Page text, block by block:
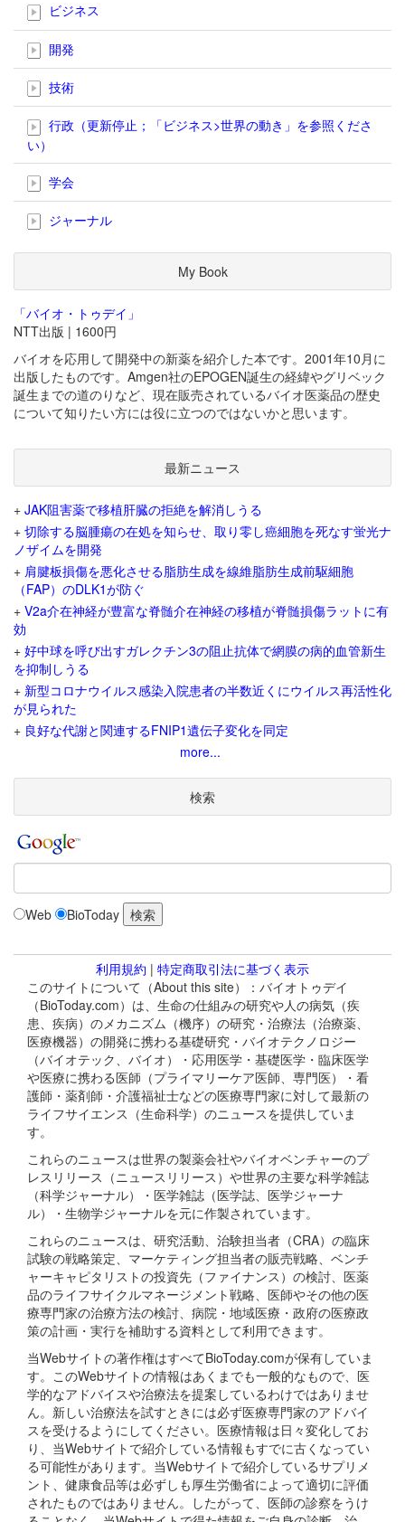
ビジネス
開発
技術
行政（更新停止；「ビジネス>世界の動き」を参照くださ
い）
学会
ジャーナル
My Book
「バイオ・トゥデイ」
NTT出版 | 1600円
バイオを応用して開発中の新薬を紹介した本です。2001年10月に
出版したものです。Amgen社のEPOGEN誕生の経緯やグリベック
誕生までの道のりなど、現在販売されているバイオ医薬品の歴史
について知りたい方には役に立つのではないかと思います。
最新ニュース
+ JAK阻害薬で移植肝臓の拒絶を解消しうる
+ 切除する脳腫瘍の在処を知らせ、取り零し癌細胞を死なす蛍光ナ
ノザイムを開発
+ 肩腱板損傷を悪化させる脂肪生成を線維脂肪生成前駆細胞
（FAP）のDLK1が防ぐ
+ V2a介在神経が豊富な脊髄介在神経の移植が脊髄損傷ラットに有
効
+ 好中球を呼び出すガレクチン3の阻止抗体で網膜の病的血管新生
を抑制しうる
+ 新型コロナウイルス感染入院患者の半数近くにウイルス再活性化
が見られた
+ 良好な代謝と関連するFNIP1遺伝子変化を同定
more...
検索
Web BioToday
利用規約 | 特定商取引法に基づく表示
このサイトについて（About this site）：バイオトゥデイ
（BioToday.com）は、生命の仕組みの研究や人の病気（疾
患、疾病）のメカニズム（機序）の研究・治療法（治療薬、
医療機器）の開発に携わる基礎研究・バイオテクノロジー
（バイオテック、バイオ）・応用医学・基礎医学・臨床医学
や医療に携わる医師（プライマリーケア医師、専門医）・看
護師・薬剤師・介護福祉士などの医療専門家に対して最新の
ライフサイエンス（生命科学）のニュースを提供していま
す。
これらのニュースは世界の製薬会社やバイオベンチャーのプ
レスリリース（ニュースリリース）や世界の主要な科学雑誌
（科学ジャーナル）・医学雑誌（医学誌、医学ジャーナ
ル）・生物学ジャーナルを元に作製されています。
これらのニュースは、研究活動、治験担当者（CRA）の臨床
試験の戦略策定、マーケティング担当者の販売戦略、ベンチ
ャーキャピタリストの投資先（ファイナンス）の検討、医薬
品のライフサイクルマネージメント戦略、医師やその他の医
療専門家の治療方法の検討、病院・地域医療・政府の医療政
策の計画・実行を補助する資料として利用できます。
当Webサイトの著作権はすべてBioToday.comが保有していま
す。このWebサイトの情報はあくまでも一般的なもので、医
学的なアドバイスや治療法を提案しているわけではありませ
ん。新しい治療法を試すときには必ず医療専門家のアドバイ
スを受けるようにしてください。医療情報は日々変化してお
り、当Webサイトで紹介している情報もすでに古くなってい
る可能性があります。当Webサイトで紹介しているサプリメ
ント、健康食品等は必ずしも厚生労働省によって適切に評価
されたものではありません。したがって、医師の診察をうけ